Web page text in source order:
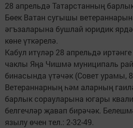
28 апрельдә Татарстанның
Бөек Ватан сугышы
әгъзаларына бушлай юридик
көне үткәрелә.
Кабул итүләр 28 апрельдә
чаклы Яңа Чишмә муниципаль
бинасында үтәчәк (Совет урамы,
Ветераннарның һәм аларның
барлык сорауларына югары
белгечләр җавап бирәчәк.
язылу өчен тел.: 2-32-49.